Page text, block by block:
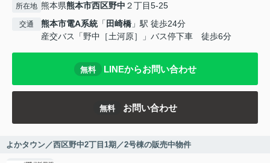
所在地 熊本県熊本市西区野中 ２丁目5-25
交通 熊本市電A系統「 田崎橋 」駅 徒歩24分
産交バス「野中［土河原］」バス停下車 徒歩6分
無料 LINEからお問い合わせ
無料 お問い合わせ
よかタウン／西区野中2丁目1期／2号棟の販売中物件